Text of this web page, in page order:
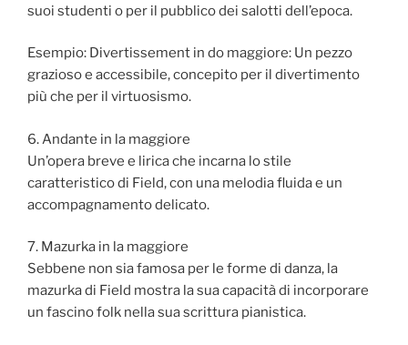
suoi studenti o per il pubblico dei salotti dell’epoca.
Esempio: Divertissement in do maggiore: Un pezzo
grazioso e accessibile, concepito per il divertimento
più che per il virtuosismo.
6. Andante in la maggiore
Un’opera breve e lirica che incarna lo stile
caratteristico di Field, con una melodia fluida e un
accompagnamento delicato.
7. Mazurka in la maggiore
Sebbene non sia famosa per le forme di danza, la
mazurka di Field mostra la sua capacità di incorporare
un fascino folk nella sua scrittura pianistica.